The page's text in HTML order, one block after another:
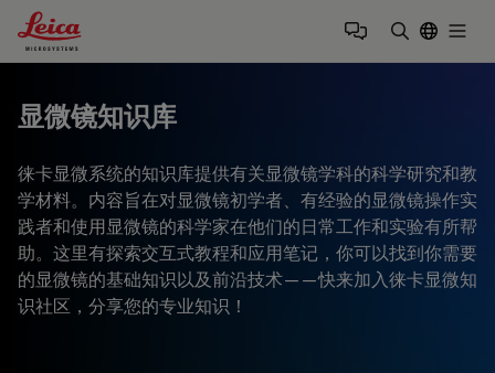
Leica Microsystems Logo
显微镜知识库
徕卡显微系统的知识库提供有关显微镜学科的科学研究和教
学材料。内容旨在对显微镜初学者、有经验的显微镜操作实
践者和使用显微镜的科学家在他们的日常工作和实验有所帮
助。这里有探索交互式教程和应用笔记，你可以找到你需要
的显微镜的基础知识以及前沿技术——快来加入徕卡显微知
识社区，分享您的专业知识！